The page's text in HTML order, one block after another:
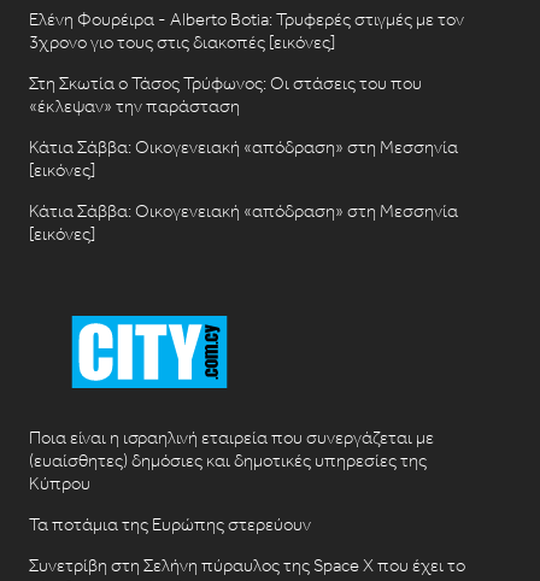
Ελένη Φουρέιρα - Alberto Botia: Τρυφερές στιγμές με τον
3χρονο γιο τους στις διακοπές [εικόνες]
Στη Σκωτία ο Τάσος Τρύφωνος: Οι στάσεις του που
«έκλεψαν» την παράσταση
Κάτια Σάββα: Οικογενειακή «απόδραση» στη Μεσσηνία
[εικόνες]
Κάτια Σάββα: Οικογενειακή «απόδραση» στη Μεσσηνία
[εικόνες]
Ποια είναι η ισραηλινή εταιρεία που συνεργάζεται με
(ευαίσθητες) δημόσιες και δημοτικές υπηρεσίες της
Κύπρου
Τα ποτάμια της Ευρώπης στερεύουν
Συνετρίβη στη Σελήνη πύραυλος της Space X που έχει το